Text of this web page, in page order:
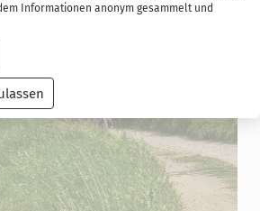
Informationen anonym gesammelt und